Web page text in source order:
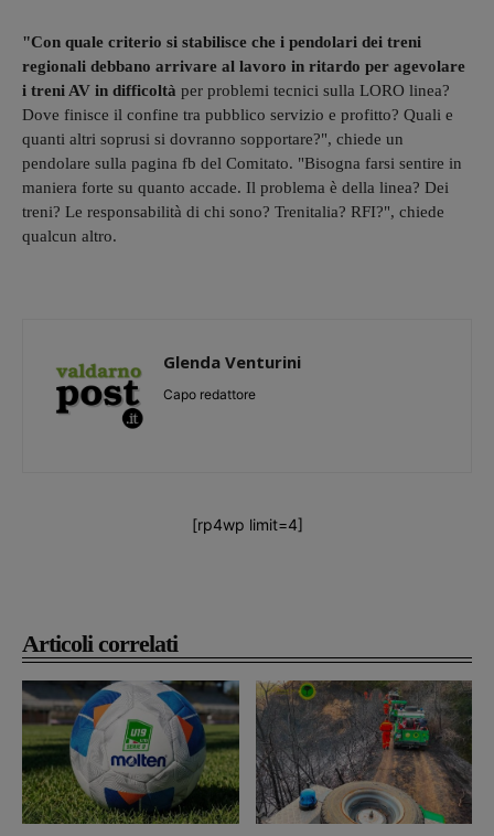
Articoli correlati
"Con quale criterio si stabilisce che i pendolari dei treni
regionali debbano arrivare al lavoro in ritardo per agevolare
i treni AV in difficoltà per problemi tecnici sulla LORO linea?
Dove finisce il confine tra pubblico servizio e profitto? Quali e
quanti altri soprusi si dovranno sopportare?", chiede un
pendolare sulla pagina fb del Comitato. "Bisogna farsi sentire in
maniera forte su quanto accade. Il problema è della linea? Dei
treni? Le responsabilità di chi sono? Trenitalia? RFI?", chiede
qualcun altro.
Glenda Venturini
Capo redattore
[rp4wp limit=4]